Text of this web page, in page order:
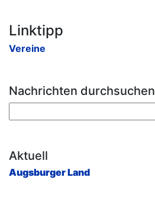
Linktipp
Vereine
Nachrichten durchsuchen
Aktuell
Augsburger Land